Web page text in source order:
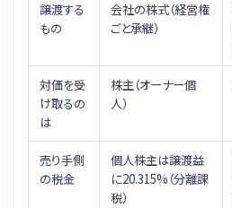
譲渡する
もの
会社の株式（経営権
ごと承継）
対価を受
け取るの
は
株主（オーナー個
人）
売り手側
の税金
個人株主は譲渡益
に20.315%（分離課
税）